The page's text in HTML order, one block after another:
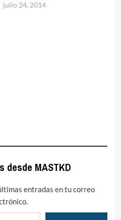
julio 24, 2014
desde MASTKD
entradas en tu correo